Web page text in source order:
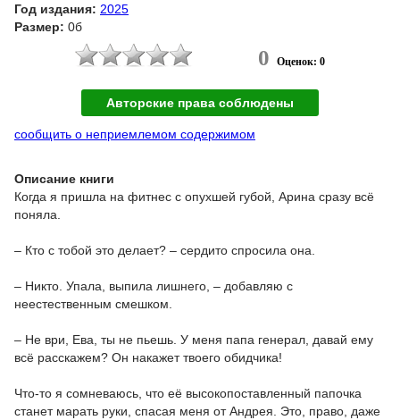
Год издания: 2025
Размер: 0б
0 Оценок: 0
Авторские права соблюдены
сообщить о неприемлемом содержимом
Описание книги
Когда я пришла на фитнес с опухшей губой, Арина сразу всё
поняла.
– Кто с тобой это делает? – сердито спросила она.
– Никто. Упала, выпила лишнего, – добавляю с
неестественным смешком.
– Не ври, Ева, ты не пьешь. У меня папа генерал, давай ему
всё расскажем? Он накажет твоего обидчика!
Что-то я сомневаюсь, что её высокопоставленный папочка
станет марать руки, спасая меня от Андрея. Это, право, даже